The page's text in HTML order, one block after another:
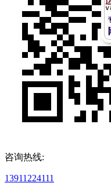
咨询热线:
13911224111